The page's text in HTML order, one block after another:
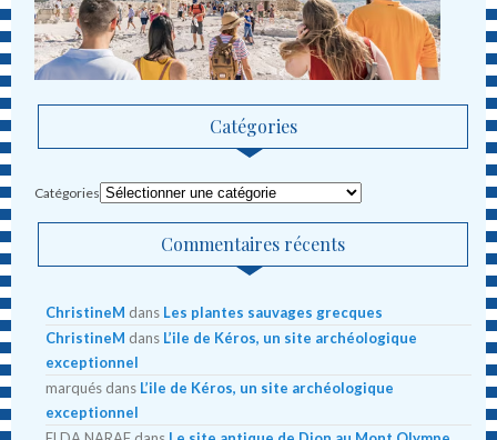
Catégories
Catégories
Commentaires récents
ChristineM dans Les plantes sauvages grecques
ChristineM dans L’ile de Kéros, un site archéologique
exceptionnel
marqués dans L’ile de Kéros, un site archéologique
exceptionnel